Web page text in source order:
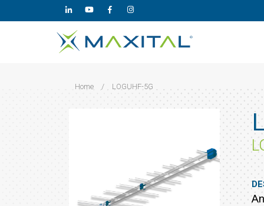
Home / LOGUHF-5G